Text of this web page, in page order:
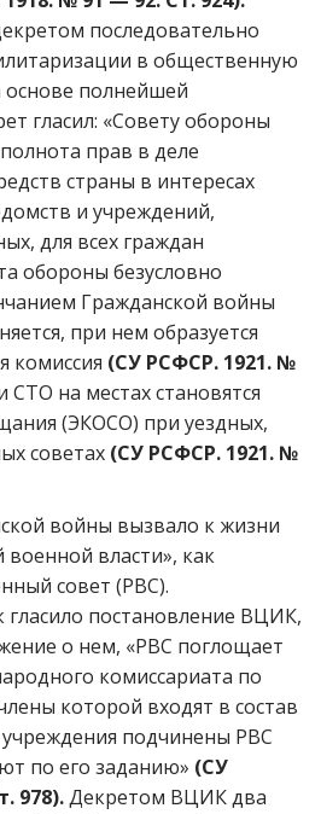
последовательно
в общественную
основе полнейшей
гласил: «Совету обороны
прав в деле
страны в интересах
и учреждений,
для всех граждан
обороны безусловно
Гражданской войны
при нем образуется
комиссия (СУ РСФСР. 1921. №
СТО на местах становятся
(ЭКОСО) при уездных,
советах (СУ РСФСР. 1921. №
войны вызвало к жизни
власти», как
совет (РВС).
гласило постановление ВЦИК,
о нем, «РВС поглощает
комиссариата по
которой входят в состав
подчинены РВС
по его заданию» (СУ
978).Декретом ВЦИК два